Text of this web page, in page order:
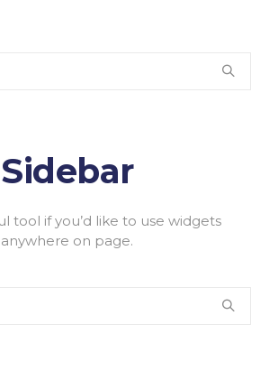
Sidebar
tool if you’d like to use widgets
anywhere on page.